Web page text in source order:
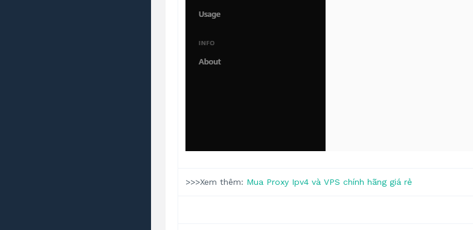
>>>Xem thêm: Mua Proxy Ipv4 và VPS chính hãng giá rẻ